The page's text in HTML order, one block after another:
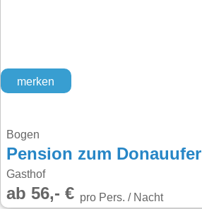
merken
Bogen
Pension zum Donauufer
Gasthof
ab 56,- € pro Pers. / Nacht